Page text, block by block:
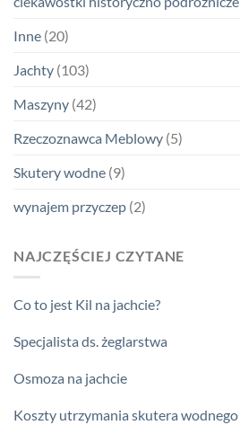
Inne (20)
Jachty (103)
Maszyny (42)
Rzeczoznawca Meblowy (5)
Skutery wodne (9)
wynajem przyczep (2)
NAJCZĘŚCIEJ CZYTANE
Co to jest Kil na jachcie?
Specjalista ds. żeglarstwa
Osmoza na jachcie
Koszty utrzymania skutera wodnego